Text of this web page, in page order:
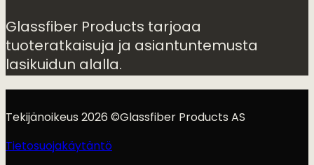
Glassfiber Products tarjoaa
tuoteratkaisuja ja asiantuntemusta
lasikuidun alalla.
Tekijänoikeus 2026 ©Glassfiber Products AS
Tietosuojakäytäntö